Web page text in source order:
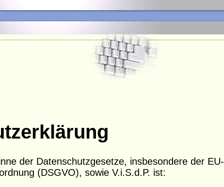
der Datenschutzgesetze, insbesondere der EU-
(DSGVO), sowie V.i.S.d.P. ist: